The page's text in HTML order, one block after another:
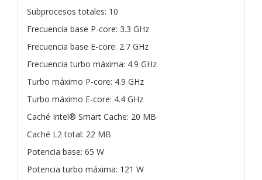
Subprocesos totales: 10
Frecuencia base P-core: 3.3 GHz
Frecuencia base E-core: 2.7 GHz
Frecuencia turbo máxima: 4.9 GHz
Turbo máximo P-core: 4.9 GHz
Turbo máximo E-core: 4.4 GHz
Caché Intel® Smart Cache: 20 MB
Caché L2 total: 22 MB
Potencia base: 65 W
Potencia turbo máxima: 121 W